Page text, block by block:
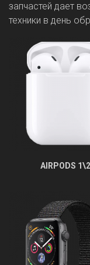
запчастей дает
техники в день
AIRPODS 1\2